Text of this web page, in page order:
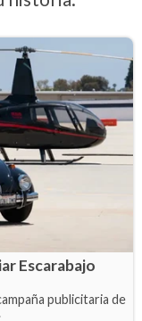
Escarabajo
publicitaria de